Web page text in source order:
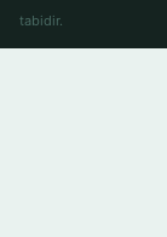
tabidir.